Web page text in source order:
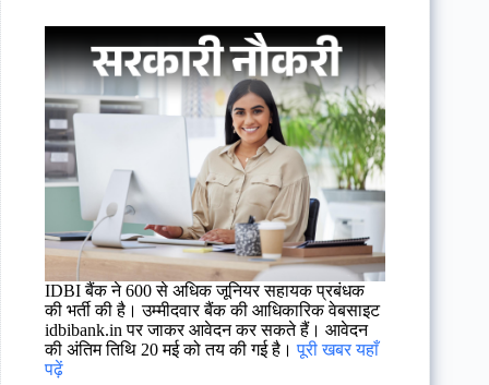
IDBI बैंक ने 600 से अधिक जूनियर सहायक प्रबंधक
की भर्ती की है। उम्मीदवार बैंक की आधिकारिक वेबसाइट
idbibank.in पर जाकर आवेदन कर सकते हैं। आवेदन
की अंतिम तिथि 20 मई को तय की गई है। पूरी खबर यहाँ
पढ़ें